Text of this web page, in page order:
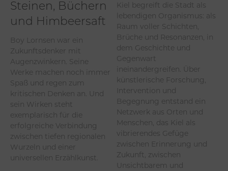
Steinen, Büchern
und Himbeersaft
Boy Lornsen war ein
Zukunftsdenker mit
Augenzwinkern. Seine
Werke machen noch immer
Spaß und regen zum
kritischen Denken an. Und
sein Wirken steht
exemplarisch für die
erfolgreiche Verbindung
zwischen tiefen regionalen
Wurzeln und einer
universellen Erzählkunst.
Kiel begreift die Stadt als
lebendigen Organismus: als
Raum voller Schichten,
Brüche und Resonanzen, in
dem Geschichte und
Gegenwart
ineinandergreifen. Über
künstlerische Forschung,
Intervention und
Begegnung entstand ein
Netzwerk aus Orten und
Menschen, das Kiel als
vibrierendes Gefüge
zwischen Erinnerung und
Zukunft, zwischen
Unsichtbarem und